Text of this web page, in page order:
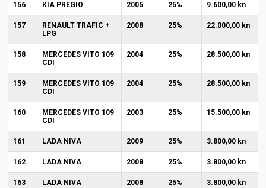
156 KIA PREGIO 2005 25% 9.600,00 kn
157
RENAULT TRAFIC +
LPG
2008 25% 22.000,00 kn
158
MERCEDES VITO 109
CDI
2004 25% 28.500,00 kn
159
MERCEDES VITO 109
CDI
2004 25% 28.500,00 kn
160
MERCEDES VITO 109
CDI
2003 25% 15.500,00 kn
161 LADA NIVA 2009 25% 3.800,00 kn
162 LADA NIVA 2008 25% 3.800,00 kn
163 LADA NIVA 2008 25% 3.800,00 kn